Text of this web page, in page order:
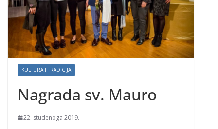
KULTURA I TRADICIJA
Nagrada sv. Mauro
22. studenoga 2019.